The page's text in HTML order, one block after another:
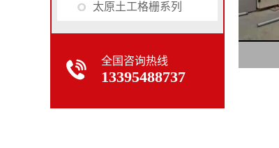
太原土工格栅系列
全国咨询热线
13395488737